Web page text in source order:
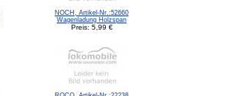
NOCH, Artikel-Nr.:52660
Wagenladung Holzspan
Preis: 5,99 €